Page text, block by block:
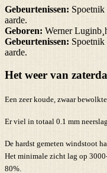
Gebeurtenissen: Spoetnik
aarde.
Geboren: Werner
Gebeurtenissen: Spoetnik
aarde.
Het weer van
Een zeer koude, zwaar
Er viel in totaal 0.1 mm
De hardst gemeten windstoot
Het minimale zicht lag op
80%.